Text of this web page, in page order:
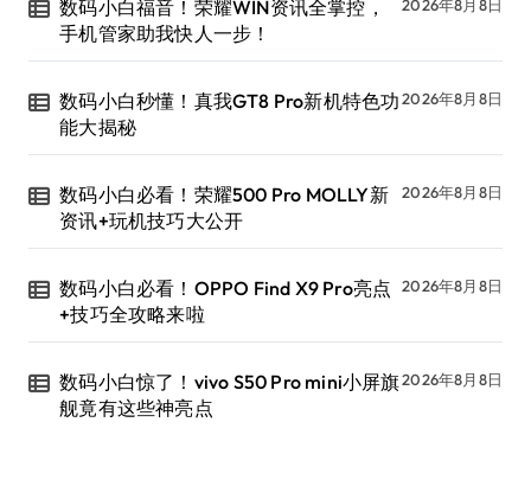
数码小白福音！荣耀WIN资讯全掌控，
手机管家助我快人一步！
2026年8月8日
数码小白秒懂！真我GT8 Pro新机特色功
能大揭秘
2026年8月8日
数码小白必看！荣耀500 Pro MOLLY新
资讯+玩机技巧大公开
2026年8月8日
数码小白必看！OPPO Find X9 Pro亮点
+技巧全攻略来啦
2026年8月8日
数码小白惊了！vivo S50 Pro mini小屏旗
舰竟有这些神亮点
2026年8月8日